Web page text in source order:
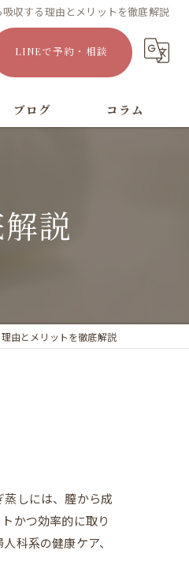
収する理由とメリットを徹底解説
LINEで予約・相談
ブログ コラム
説
由とメリットを徹底解説
しには、膣から成
かつ効率的に取り
科系の健康ケア、